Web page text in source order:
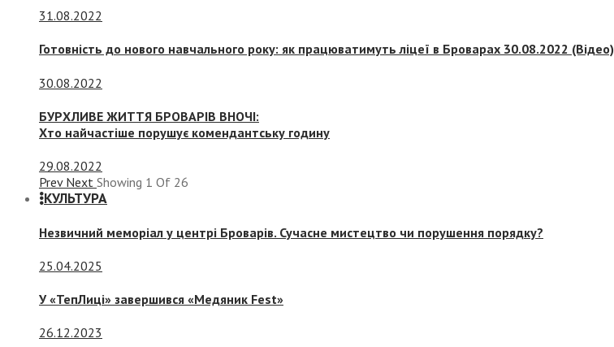
31.08.2022
Готовність до нового навчального року: як працюватимуть ліцеї в Броварах 30.08.2022 (Відео)
30.08.2022
БУРХЛИВЕ ЖИТТЯ БРОВАРІВ ВНОЧІ:
Хто найчастіше порушує комендантську годину
29.08.2022
Prev Next Showing 1 Of 26
КУЛЬТУРА
Незвичний меморіал у центрі Броварів. Сучасне мистецтво чи порушення порядку?
25.04.2025
У «ТепЛиці» завершився «Медяник Fest»
26.12.2023